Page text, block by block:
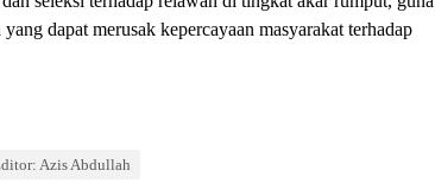
dapat merusak kepercayaan masyarakat terhadap
Azis Abdullah